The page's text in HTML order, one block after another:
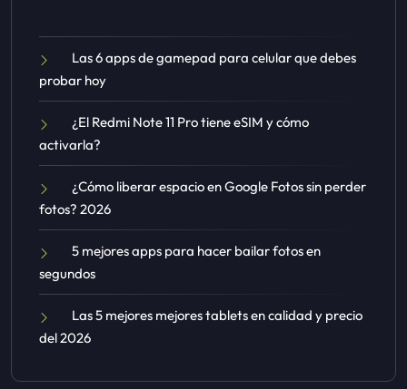
Las 6 apps de gamepad para celular que debes
probar hoy
¿El Redmi Note 11 Pro tiene eSIM y cómo
activarla?
¿Cómo liberar espacio en Google Fotos sin perder
fotos? 2026
5 mejores apps para hacer bailar fotos en
segundos
Las 5 mejores mejores tablets en calidad y precio
del 2026